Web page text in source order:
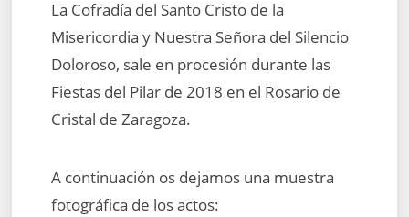
La Cofradía del Santo Cristo de la
Misericordia y Nuestra Señora del Silencio
Doloroso, sale en procesión durante las
Fiestas del Pilar de 2018 en el Rosario de
Cristal de Zaragoza.
A continuación os dejamos una muestra
fotográfica de los actos: